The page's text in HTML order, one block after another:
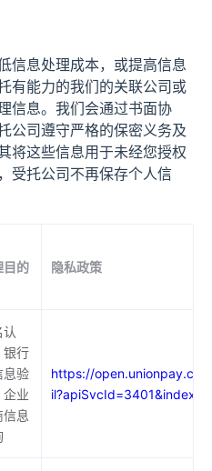
信息处理成本，或提高信息
有能力的我们的关联公司或
信息。我们会通过书面协
公司遵守严格的保密义务及
将这些信息用于未经您授权
受托公司不再保存个人信
目的 隐私政策
认
银行
息验
企业
信息
https://
il?apiSvcId=3401&index=1